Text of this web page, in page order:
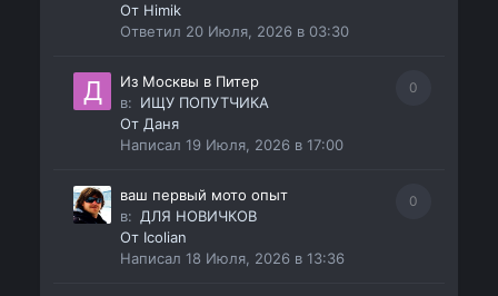
От Himik
Ответил 20 Июля, 2026 в 03:30
0
Из Москвы в Питер
в: ИЩУ ПОПУТЧИКА
ОтДаня
Написал19 Июля, 2026 в 17:00
0
ваш первый мото опыт
в: ДЛЯ НОВИЧКОВ
От Icolian
Написал18 Июля, 2026 в 13:36